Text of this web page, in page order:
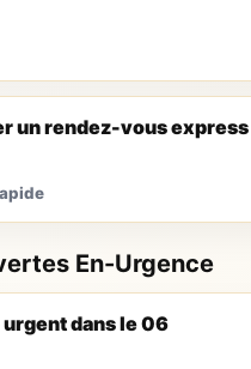
un rendez-vous express
En-Urgence
urgent dans le 06